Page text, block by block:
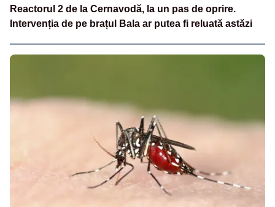
Reactorul 2 de la Cernavodă, la un pas de oprire.
Intervenția de pe brațul Bala ar putea fi reluată astăzi